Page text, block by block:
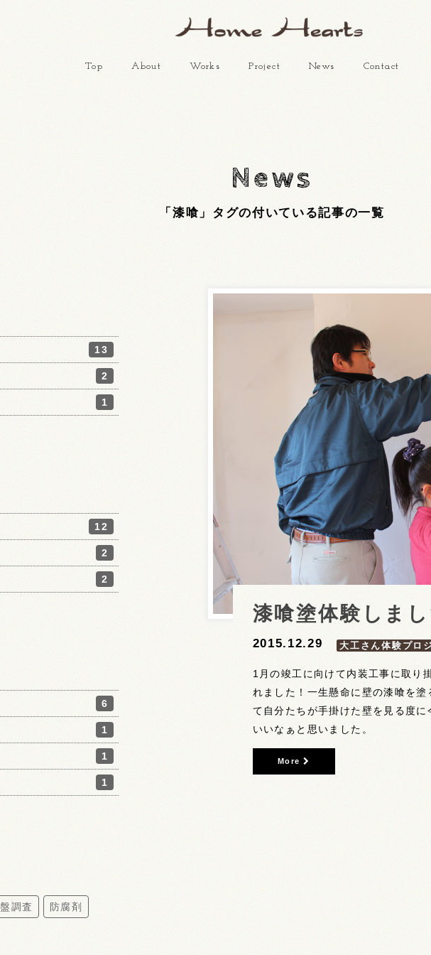
Top About Works Project News Contact
News
「漆喰」タグの付いている記事の一覧
漆喰塗体験しま
2015.12.29 大工さん体験プロ
1月の竣工に向けて内装工事に取り
れました！一生懸命に壁の漆喰を
て自分たちが手掛けた壁を見る度
いいなぁと思いました。
More
13
2
1
12
2
2
6
1
1
1
調査 防腐剤